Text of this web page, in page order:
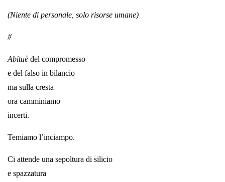
(Niente di personale, solo risorse umane)
#
Abituè del compromesso
e del falso in bilancio
ma sulla cresta
ora camminiamo
incerti.
Temiamo l’inciampo.
Ci attende una sepoltura di silicio
e spazzatura